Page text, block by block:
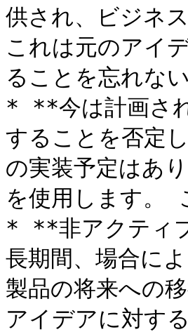
供され、ビジネ
これは元のアイ
ることを忘れな
* **今は計画さ
することを否定
の実装予定はあ
を使用します。
* **非アクティ
長期間、場合に
製品の将来への
アイデアに対す